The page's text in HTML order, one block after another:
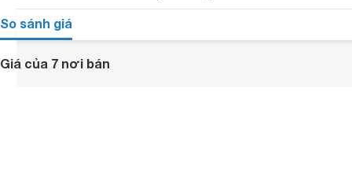
So sánh giá
Giá của 7 nơi bán